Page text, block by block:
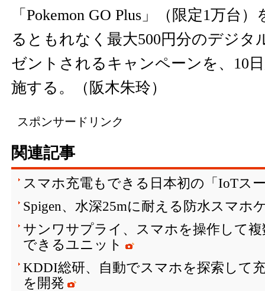
「Pokemon GO Plus」（限定1万台
るともれなく最大500円分のデジタ
ゼントされるキャンペーンを、10
施する。（阪木朱玲）
スポンサードリンク
関連記事
スマホ充電もできる日本初の「IoTス
Spigen、水深25mに耐える防水スマホ
サンワサプライ、スマホを操作して
できるユニット
KDDI総研、自動でスマホを探索して
を開発